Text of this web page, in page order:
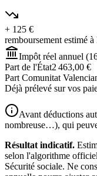
+ 125 €
remboursement estimé
Impôt réel annuel
Part de l'État2 463,00 €
Part Comunitat
Déjà prélevé sur vos
Avant déductions
nombreuse…), qui
Résultat indicatif.
selon l'algorithme
Sécurité sociale. Ne